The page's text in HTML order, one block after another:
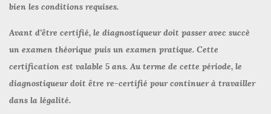
bien les conditions requises.
Avant d’être certifié, le diagnostiqueur doit passer avec succè
un examen théorique puis un examen pratique. Cette
certification est valable 5 ans. Au terme de cette période, le
diagnostiqueur doit être re-certifié pour continuer à travailler
dans la légalité.